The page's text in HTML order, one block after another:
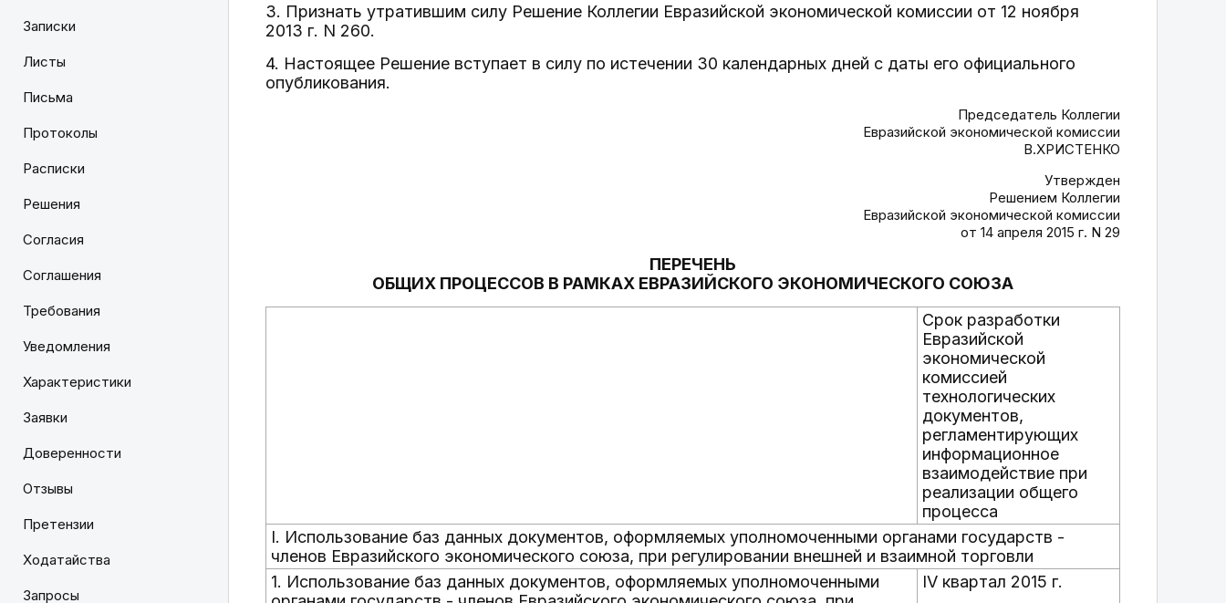
Записки
Листы
Письма
Протоколы
Расписки
Решения
Согласия
Соглашения
Требования
Уведомления
Характеристики
Заявки
Доверенности
Отзывы
Претензии
Ходатайства
Запросы
3. Признать утратившим силу Решение Коллегии Евразийской экономической комиссии от 12 ноября
2013 г. N 260.
4. Настоящее Решение вступает в силу по истечении 30 календарных дней с даты его официального
опубликования.
Председатель Коллегии
Евразийской экономической комиссии
В.ХРИСТЕНКО
Утвержден
Решением Коллегии
Евразийской экономической комиссии
от 14 апреля 2015 г. N 29
ПЕРЕЧЕНЬ
ОБЩИХ ПРОЦЕССОВ В РАМКАХ ЕВРАЗИЙСКОГО ЭКОНОМИЧЕСКОГО СОЮЗА
Срок разработки
Евразийской
экономической
комиссией
технологических
документов,
регламентирующих
информационное
взаимодействие при
реализации общего
процесса
I. Использование баз данных документов, оформляемых уполномоченными органами государств -
членов Евразийского экономического союза, при регулировании внешней и взаимной торговли
1. Использование баз данных документов, оформляемых уполномоченными
IV квартал 2015 г.